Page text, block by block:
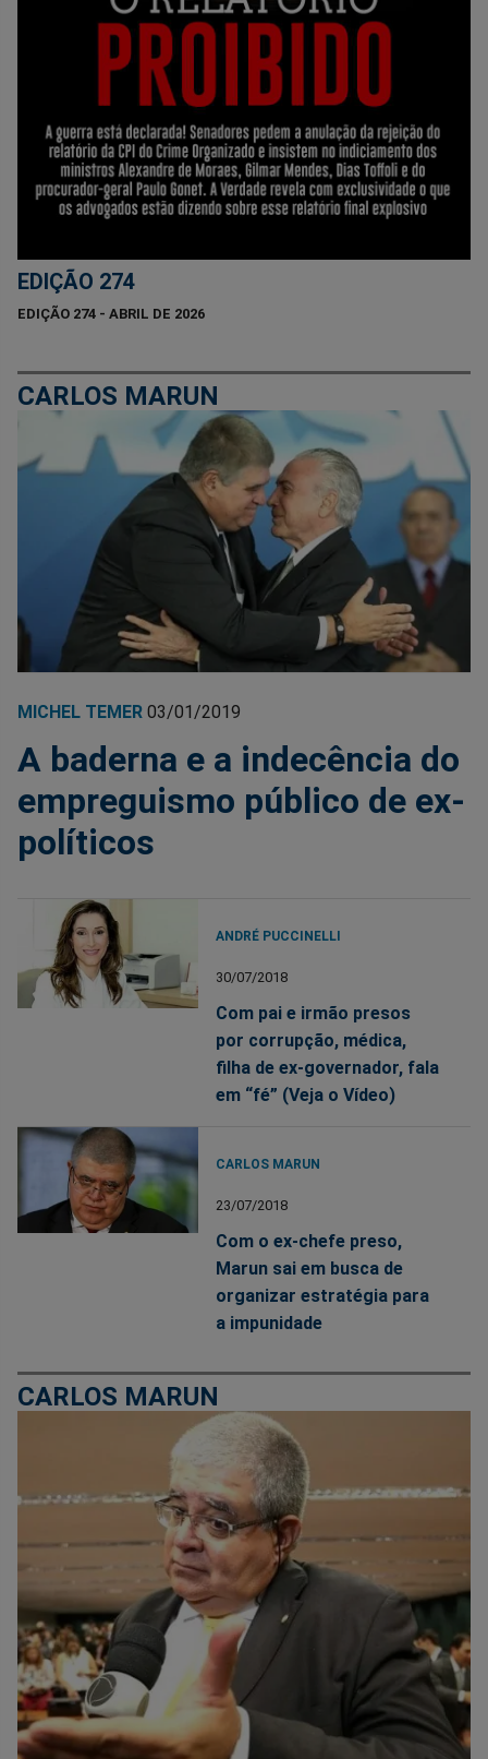
EDIÇÃO 274
EDIÇÃO 274 - ABRIL DE 2026
CARLOS MARUN
MICHEL TEMER 03/01/2019
A baderna e a indecência do
empreguismo público de ex-
políticos
ANDRÉ PUCCINELLI
30/07/2018
Com pai e irmão presos
por corrupção, médica,
filha de ex-governador, fala
em “fé” (Veja o Vídeo)
CARLOS MARUN
23/07/2018
Com o ex-chefe preso,
Marun sai em busca de
organizar estratégia para
a impunidade
CARLOS MARUN